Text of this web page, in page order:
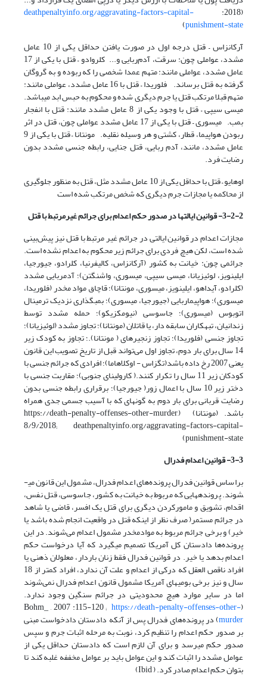
(2018:
deathpenaltyinfo.org/aggravating-factors-capital-
punishment-state
)
آرکانزاس – قتل درجه اول در صورت یافتن حداقل یکی از 10 عامل
مشدد، عواملی چون: سرقت، آدم‌ربایی و... کلروادو – قتل با یکی از 17
عامل مشدد، عواملی مانند: متهم عمدا شخصی را که ربوده و به گروگان
گرفته به قتل برساند. فلوریدا – قتل با 16 عامل مشدد، عواملی مانند:
متهم قبلا مرتکب قتل یا جرم دیگری شده و محکوم به حبس ابد می­باشد.
می­سی سی­پی – قتل با وجود یکی از 8 عامل مشدد مانند: قتل با انفجار
بمب. میسوری – قتل با یکی از 17 عامل مشدد عواملی چون، قتل در اثر
ربودن هواپیما، قطار، کشتی و هر وسیله نقلیه. مونتانا – قتل با یکی از 9
عامل مشدد، مانند، آدم ربایی، قتل جنایی، رابطه جنسی مشدد بدون
رضایت فرد.
اوهایو – قتل با حداقل یکی از 10 عامل مشدد مثل، قتل به منظور جلوگیری
از محاکمه یا مجازات جرم دیگری که شخص مرتکب شده است
3-2-2- قوانین ایالت­ها در صدور حکم اعدام برای جرائم غیرمرتبط با قتل
مجازات اعدام در قوانین ایالتی در جرائم غیر مرتبط با قتل نیز پیش‌بینی
شده است، لکن هیچ فردی برای جرائم زیر محکوم به اعدام نشده است.
جرائمی چون: خیانت به کشور (آرکانزاس، کالیفرنیا، کلرادو، جیورجیا،
ایلینویز، لوئیزیانا، می­سی سی­پی، میسوری، واشنگتن)؛ آدم­ربایی مشدد
(کلرادو، آیداهو، ایلینویز، میسوری، مونتانا)؛ قاچاق مواد مخدر (فلوریدا،
میسوری)؛ هواپیماربایی (جیورجیا، میسوری)؛ بمب­گذاری نزدیک ترمینال
اتوبوس (میسوری)؛ جاسوسی (نیومکزیکو)؛ حمله مشدد توسط
زندانیان، تبهکاران سابقه دار، یا قاتلان (مونتانا)؛ تجاوز مشدد (لوئیزیانا)؛
تجاوز جنسی (فلوریدا)؛ تجاوز زنجیره­ای ( مونتانا).؛ تجاوز به کودک زیر
14 سال برای بار دوم، تجاوز اول می‌تواند قبل از تاریخ تصویب این قانون
یعنی 2007 رخ داده باشد(تگزاس - اوکلاهاما)؛ افرادی که جرائم جنسی با
کودکان زیر 11 سال را تکرار کنند.( کارولینای جنوبی)؛ مقاربت جنسی با
دختر زیر 10 سال با اعمال زور( جیورجیا)؛ برقراری رابطه جنسی بدون
رضایت قربانی برای بار دوم به گونه­ای که با آسیب جسمی جدی همراه
باشد. (مونتانا) (https://death-penalty-offenses-other-murder,
8/9/2018; deathpenaltyinfo.org/aggravating-factors-capital-
punishment-state)
3-3- قوانین اعدام فدرال
براساس قوانین فدرال پرونده‌های اعدام فدرال، مشمول این قانون می­
شوند. پرونده­هایی که مربوط به خیانت به کشور، جاسوسی، قتل نفس،
اقدام، تشویق و مامورکردن دیگری برای قتل یک افسر، قاضی یا شاهد
در جرائم مستمر( صرف نظر از این­که قتل در واقعیت انجام شده باشد یا
خیر) و برخی جرائم مربوط به موادمخدر مشمول اعدام می‌شوند. در این
پرونده‌ها دادستان کل آمریکا تصمیم می­گیرد که آیا درخواست حکم
اعدام بدهد یا خیر. در قوانین فدرال فقط زنان باردار، معلولان ذهنی یا
افراد ناقص العقل که درکی از اعدام و علت آن ندارد، افراد کمتر از 18
سال و نیز برخی بومی­های آمریکا مشمول قانون اعدام فدرال نمی‌شوند
اما در سایر موارد هیچ محدودیتی در جرائم سنگین وجود ندارد.
(Bohm_ , 2007 :115-120 ;
https://death-penalty-offenses-other-
murder) در پرونده‌های فدرال پس از آن­که دادستان دادخواست مبنی
بر صدور حکم اعدام را تنظیم کرد، نوبت به مرحله اثبات جرم و سپس
صدور حکم می­رسد و برای آن‌ لازم است که دادستان حداقل یکی از
عوامل مشدد را اثبات کند و این عوامل باید بر عوامل مخففه غلبه کند تا
بتوان حکم اعدام صادر کرد. ( Ibid)